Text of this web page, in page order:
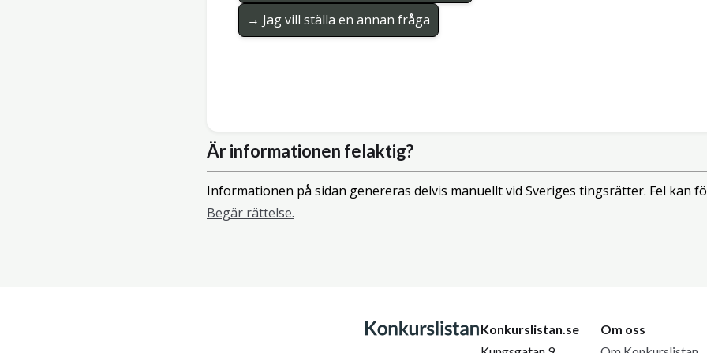
→ Jag vill ställa en annan fråga
Är informationen felaktig?
Informationen på sidan genereras delvis manuellt vid Sveriges tingsrätter. Fel kan
Begär rättelse.
Konkurslistan.se
Om oss